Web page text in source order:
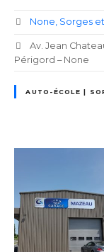
None Sorges
Av. Jean
Périgord – None
AUTO-ÉCOLE |